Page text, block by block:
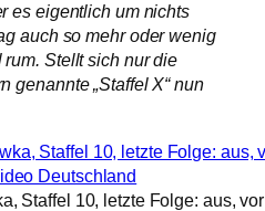
es eigentlich um nichts
auch so mehr oder wenig
Stellt sich nur die
genannte „Staffel X“ nun
Staffel 10, letzte Folge: aus,